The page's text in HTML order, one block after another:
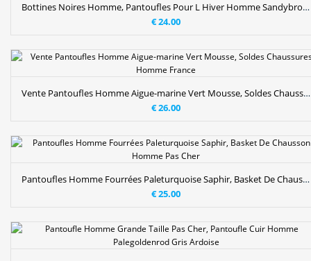
Bottines Noires Homme, Pantoufles Pour L Hiver Homme Sandybrown Vert
€ 24.00
Vente Pantoufles Homme Aigue-marine Vert Mousse, Soldes Chaussures Homme France
€ 26.00
Pantoufles Homme Fourrées Paleturquoise Saphir, Basket De Chausson Homme Pas Cher
€ 25.00